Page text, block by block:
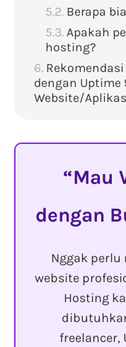
Berapa
Apakah
hosting?
dengan Uptime
Website/
Mau
dengan
Nggak
website
Hosting
freelancer,